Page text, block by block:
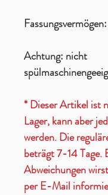
Achtung: nicht
* Dieser Artikel ist
Lager, kann aber
werden. Die
beträgt 7-14 Tage.
Abweichungen
per E-Mail